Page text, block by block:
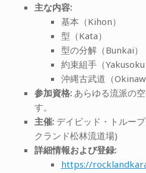
主な内容:
基本（Kihon）
型（Kata）
型の分解（Bunkai）
約束組手（Yakusoku
沖縄古武道（
参加資格:あらゆる流派の
す。
主催:デイビッド・トルー
クランド松林流道場)
詳細情報および登録:
https://